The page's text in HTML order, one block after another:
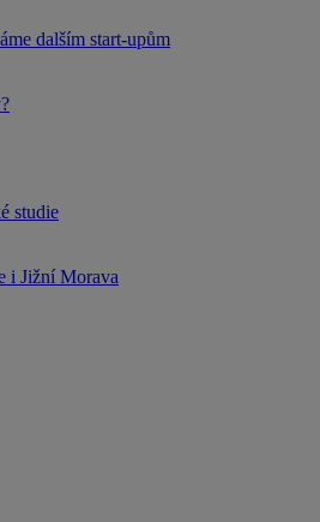
dalším start-upům
studie
i Jižní Morava